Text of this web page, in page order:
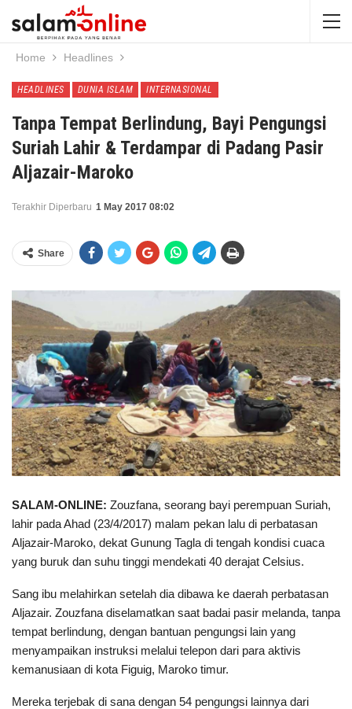
Home Headlines
HEADLINES DUNIA ISLAM INTERNASIONAL
Tanpa Tempat Berlindung, Bayi Pengungsi
Suriah Lahir & Terdampar di Padang Pasir
Aljazair-Maroko
Terakhir Diperbaru 1 May 2017 08:02
Share
SALAM-ONLINE: Zouzfana, seorang bayi perempuan Suriah,
lahir pada Ahad (23/4/2017) malam pekan lalu di perbatasan
Aljazair-Maroko, dekat Gunung Tagla di tengah kondisi cuaca
yang buruk dan suhu tinggi mendekati 40 derajat Celsius.
Sang ibu melahirkan setelah dia dibawa ke daerah perbatasan
Aljazair. Zouzfana diselamatkan saat badai pasir melanda, tanpa
tempat berlindung, dengan bantuan pengungsi lain yang
menyampaikan instruksi melalui telepon dari para aktivis
kemanusiaan di kota Figuig, Maroko timur.
Mereka terjebak di sana dengan 54 pengungsi lainnya dari